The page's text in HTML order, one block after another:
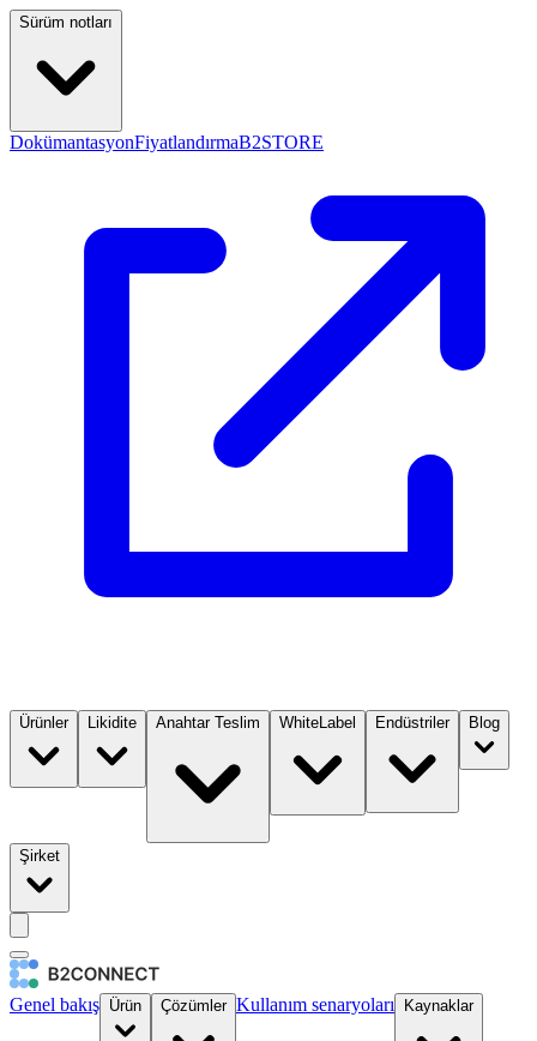
Sürüm notları
DokümantasyonFiyatlandırmaB2STORE
Ürünler Likidite Anahtar Teslim WhiteLabel Endüstriler Blog
Şirket
Genel bakış Ürün Çözümler Kullanım senaryoları Kaynaklar